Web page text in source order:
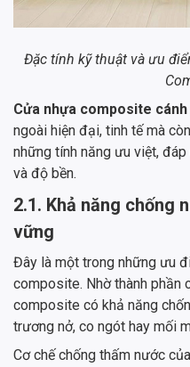
Đặc tính kỹ thuật và ưu
Cửa nhựa composite cánh
ngoài hiện đại, tinh tế mà
những tính năng ưu việt,
và độ bền.
2.1. Khả năng chống
vững
Đây là một trong những ưu
composite. Nhờ thành phần
composite có khả năng
trương nở, co ngót hay mối
Cơ chế chống thấm nước